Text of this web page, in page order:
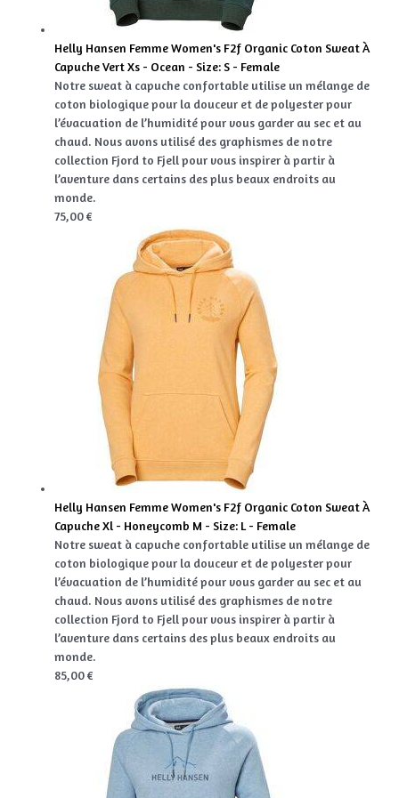
Helly Hansen Femme Women's F2f Organic Coton Sweat À
Capuche Vert Xs - Ocean - Size: S - Female
Notre sweat à capuche confortable utilise un mélange de
coton biologique pour la douceur et de polyester pour
l’évacuation de l’humidité pour vous garder au sec et au
chaud. Nous avons utilisé des graphismes de notre
collection Fjord to Fjell pour vous inspirer à partir à
l’aventure dans certains des plus beaux endroits au
monde.
75,00 €
Helly Hansen Femme Women's F2f Organic Coton Sweat À
Capuche Xl - Honeycomb M - Size: L - Female
Notre sweat à capuche confortable utilise un mélange de
coton biologique pour la douceur et de polyester pour
l’évacuation de l’humidité pour vous garder au sec et au
chaud. Nous avons utilisé des graphismes de notre
collection Fjord to Fjell pour vous inspirer à partir à
l’aventure dans certains des plus beaux endroits au
monde.
85,00 €